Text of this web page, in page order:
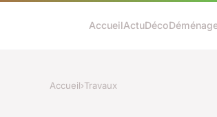
AccueilActuDéco
Accueil›Travaux